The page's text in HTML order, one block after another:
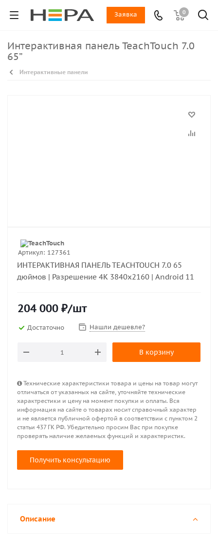
0
Заявка
Интерактивная панель TeachTouch 7.0
65”
Интерактивные панели
Артикул: 127361
ИНТЕРАКТИВНАЯ ПАНЕЛЬ TEACHTOUCH 7.0 65
дюймов | Разрешение 4K 3840x2160 | Android 11
204 000 ₽/шт
Достаточно Нашли дешевле?
В корзину
Технические характеристики товара и цены на товар могут
отличаться от указанных на сайте, уточняйте технические
характрестики и цену на момент покупки и оплаты. Вся
информация на сайте о товарах носит справочный характер
и не является публичной офертой в соответствии с пунктом 2
статьи 437 ГК РФ. Убедительно просим Вас при покупке
проверять наличие желаемых функций и характеристик.
Получить консультацию
Описание